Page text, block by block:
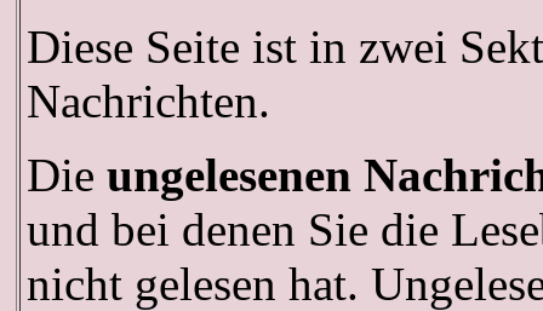
Diese Seite ist in zwei
Nachrichten.
Die ungelesenen
und bei denen Sie die
nicht gelesen hat.